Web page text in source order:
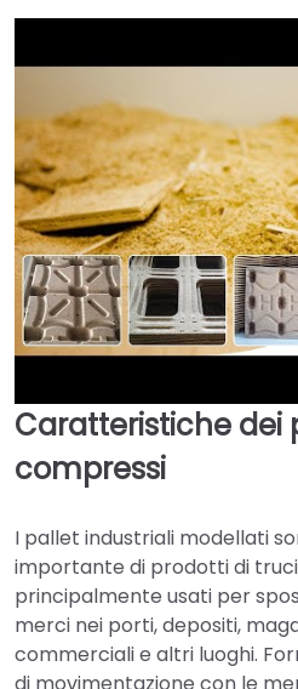
►
Caratteristiche dei
compressi
I pallet industriali modellati
importante di prodotti di
principalmente usati per
merci nei porti, depositi,
commerciali e altri luoghi.